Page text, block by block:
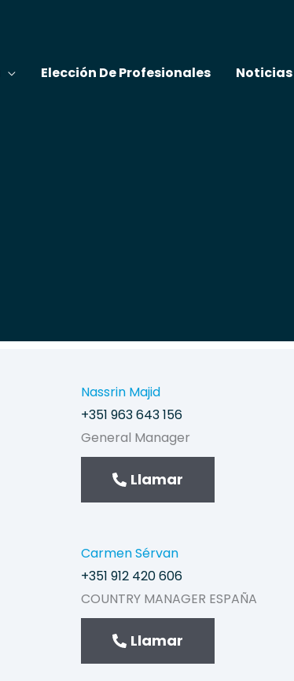
Elección De Profesionales Noticias
Nassrin Majid
+351 963 643 156
General Manager
Llamar
Carmen Sérvan
+351 912 420 606
COUNTRY MANAGER ESPAÑA
Llamar